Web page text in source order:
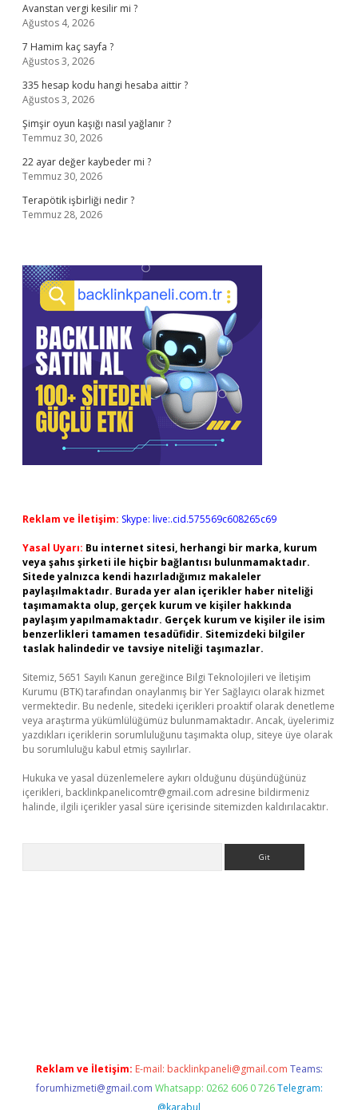
Avanstan vergi kesilir mi ?
Ağustos 4, 2026
7 Hamim kaç sayfa ?
Ağustos 3, 2026
335 hesap kodu hangi hesaba aittir ?
Ağustos 3, 2026
Şimşir oyun kaşığı nasıl yağlanır ?
Temmuz 30, 2026
22 ayar değer kaybeder mi ?
Temmuz 30, 2026
Terapötik işbirliği nedir ?
Temmuz 28, 2026
Reklam ve İletişim: Skype: live:.cid.575569c608265c69
Yasal Uyarı: Bu internet sitesi, herhangi bir marka, kurum
veya şahıs şirketi ile hiçbir bağlantısı bulunmamaktadır.
Sitede yalnızca kendi hazırladığımız makaleler
paylaşılmaktadır. Burada yer alan içerikler haber niteliği
taşımamakta olup, gerçek kurum ve kişiler hakkında
paylaşım yapılmamaktadır. Gerçek kurum ve kişiler ile isim
benzerlikleri tamamen tesadüfidir. Sitemizdeki bilgiler
taslak halindedir ve tavsiye niteliği taşımazlar.
Sitemiz, 5651 Sayılı Kanun gereğince Bilgi Teknolojileri ve İletişim
Kurumu (BTK) tarafından onaylanmış bir Yer Sağlayıcı olarak hizmet
vermektedir. Bu nedenle, sitedeki içerikleri proaktif olarak denetleme
veya araştırma yükümlülüğümüz bulunmamaktadır. Ancak, üyelerimiz
yazdıkları içeriklerin sorumluluğunu taşımakta olup, siteye üye olarak
bu sorumluluğu kabul etmiş sayılırlar.
Hukuka ve yasal düzenlemelere aykırı olduğunu düşündüğünüz
içerikleri, backlinkpanelicomtr@gmail.com adresine bildirmeniz
halinde, ilgili içerikler yasal süre içerisinde sitemizden kaldırılacaktır.
Reklam ve İletişim: E-mail: backlinkpaneli@gmail.com Teams:
forumhizmeti@gmail.com Whatsapp: 0262 606 0 726 Telegram:
@karabul